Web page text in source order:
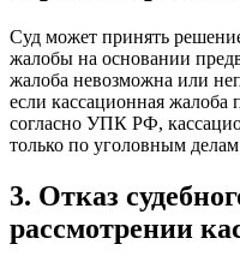
Суд может принять
жалобы на основании
жалоба невозможна или
если кассационная жалоба
согласно УПК РФ,
только по уголовным
3. Отказ
рассмотрении